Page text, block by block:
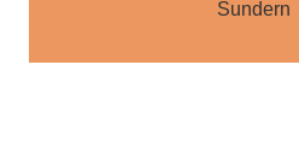
Sundern